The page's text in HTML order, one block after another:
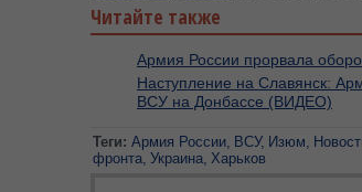
Читайте также
Армия России прорвала
Наступление на Славянск:
ВСУ на Донбассе (ВИДЕО)
Теги: Армия России ВСУ Изюм
фронта Украина Харьков